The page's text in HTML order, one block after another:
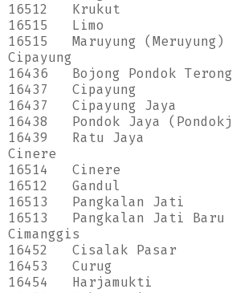
16512
Krukut
16515
Limo
16515
Maruyung (Meruyung)
Cipayung
16436
Bojong Pondok Terong
16437
Cipayung
16437
Cipayung Jaya
16438
Pondok Jaya
16439
Ratu Jaya
Cinere
16514
Cinere
16512
Gandul
16513
Pangkalan Jati
16513
Pangkalan Jati Baru
Cimanggis
16452
Cisalak Pasar
16453
Curug
16454
Harjamukti